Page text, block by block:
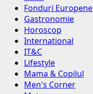
Fonduri Europene
Gastronomie
Horoscop
International
IT&C
Lifestyle
Mama & Copilul
Men's Corner